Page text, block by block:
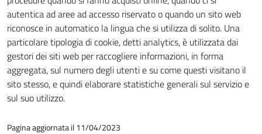
autentica ad aree ad accesso riservato o quando un sito web
riconosce in automatico la lingua che si utilizza di solito. Una
particolare tipologia di cookie, detti analytics, è utilizzata dai
gestori dei siti web per raccogliere informazioni, in forma
aggregata, sul numero degli utenti e su come questi visitano il
sito stesso, e quindi elaborare statistiche generali sul servizio e
sul suo utilizzo.
Pagina aggiornata il 11/04/2023
essere
disabilitati.
Questi cookie
non raccolgono
informazioni
personali.